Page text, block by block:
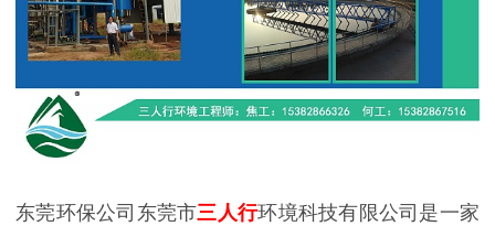
东莞环保公司东莞市三人行环境科技有限公司是一家